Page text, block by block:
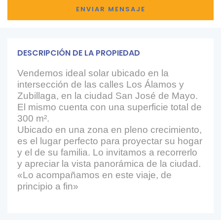
DESCRIPCIÓN DE LA PROPIEDAD
Vendemos ideal solar ubicado en la
intersección de las calles Los Álamos y
Zubillaga, en la ciudad San José de Mayo.
El mismo cuenta con una superficie total de
300 m².
Ubicado en una zona en pleno crecimiento,
es el lugar perfecto para proyectar su hogar
y el de su familia. Lo invitamos a recorrerlo
y apreciar la vista panorámica de la ciudad.
«Lo acompañamos en este viaje, de
principio a fin»